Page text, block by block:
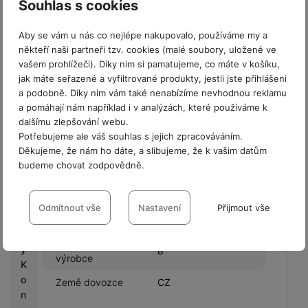
Souhlas s cookies
Aby se vám u nás co nejlépe nakupovalo, používáme my a
někteří naši partneři tzv. cookies (malé soubory, uložené ve
vašem prohlížeči). Díky nim si pamatujeme, co máte v košíku,
jak máte seřazené a vyfiltrované produkty, jestli jste přihlášeni
a podobně. Díky nim vám také nenabízíme nevhodnou reklamu
a pomáhají nám například i v analýzách, které používáme k
dalšímu zlepšování webu.
Potřebujeme ale váš souhlas s jejich zpracováváním.
Děkujeme, že nám ho dáte, a slibujeme, že k vašim datům
budeme chovat zodpovědně.
Nastavení souhlasů s kategoriemi
cookies
VŽDY AKTIVNÍ
Technické cookies umožňují váš průchod nákupním košíkem,
porovnávání produktů a další nezbytné funkce.
Preferenční a rozšířené funkce
Preferenční a rozšířené funkce
Odmítnout vše Nastavení Přijmout vše
s
C
a
s
h
b
a
c
y
K
o
n
Název dovozce
s.r.o.
Ulice dovozce Líbalova
Městská oblast
výrobce
Praha 11
Město dovozce
PSČ dovozce 14900
Číslo popisné
2348/1
výrobce
8
Země dovozce CZ